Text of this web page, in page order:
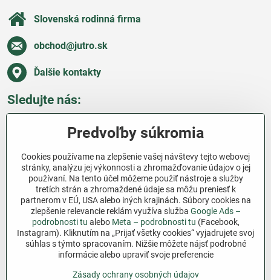
Slovenská rodinná firma
obchod​@jutro​.sk
Ďalšie kontakty
Sledujte nás:
Všetko o nákupe
Ďakujeme za podporu
Sme slovenský e-shop bez dotácií​. Fungujeme len
vďaka vám – ľuďom, ktorí veria v poctivú prácu a
lásku k pôde​. Každý nákup na Jutro​.sk nám pomáha
pokračovať v tom, čo má zmysel – pomáhať
záhradkárom zadarmo a srdcom​.
Predvoľby súkromia
Cookies používame na zlepšenie vašej návštevy tejto webovej
stránky, analýzu jej výkonnosti a zhromažďovanie údajov o jej
používaní. Na tento účel môžeme použiť nástroje a služby
tretích strán a zhromaždené údaje sa môžu preniesť k
partnerom v EÚ, USA alebo iných krajinách. Súbory cookies na
zlepšenie relevancie reklám využíva služba Google Ads –
podrobnosti tu alebo Meta – podrobnosti tu (Facebook,
Instagram). Kliknutím na „Prijať všetky cookies“ vyjadrujete svoj
súhlas s týmto spracovaním. Nižšie môžete nájsť podrobné
informácie alebo upraviť svoje preferencie
Zásady ochrany osobných údajov